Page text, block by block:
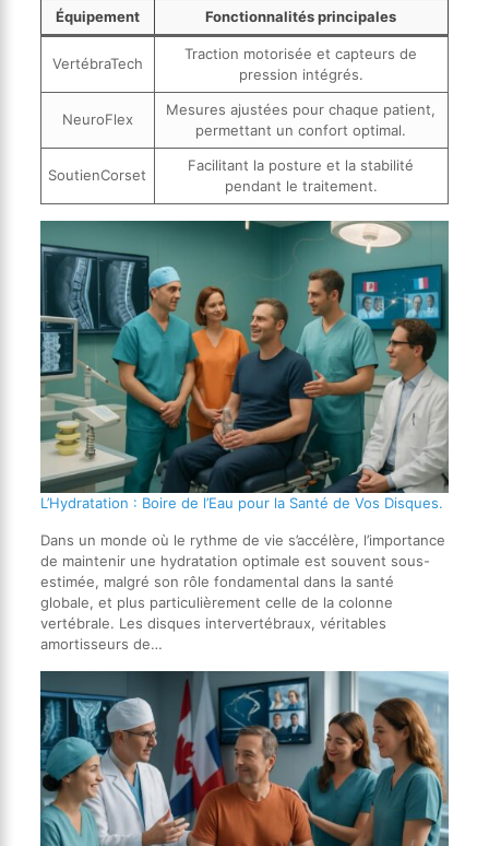
Équipement Fonctionnalités principales
VertébraTech
Traction motorisée et capteurs de
pression intégrés.
NeuroFlex
Mesures ajustées pour chaque patient,
permettant un confort optimal.
SoutienCorset
Facilitant la posture et la stabilité
pendant le traitement.
L’Hydratation : Boire de l’Eau pour la Santé de Vos Disques.
Dans un monde où le rythme de vie s’accélère, l’importance
de maintenir une hydratation optimale est souvent sous-
estimée, malgré son rôle fondamental dans la santé
globale, et plus particulièrement celle de la colonne
vertébrale. Les disques intervertébraux, véritables
amortisseurs de…